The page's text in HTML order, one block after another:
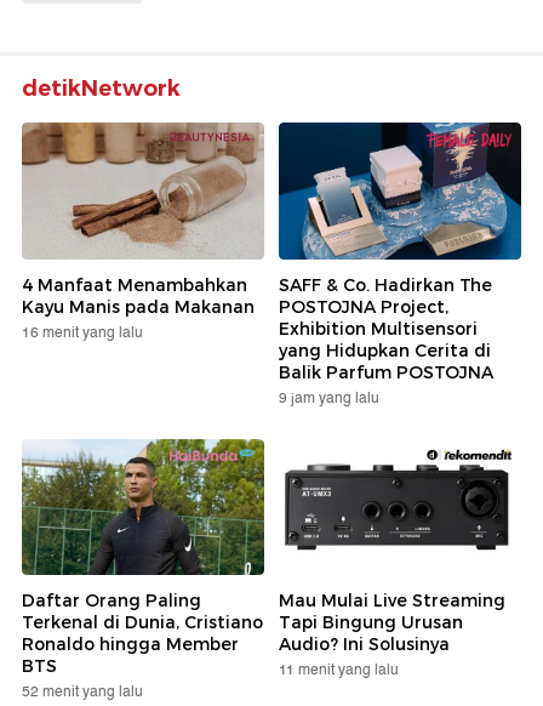
detikNetwork
4 Manfaat Menambahkan
Kayu Manis pada Makanan
16 menit yang lalu
SAFF & Co. Hadirkan The
POSTOJNA Project,
Exhibition Multisensori
yang Hidupkan Cerita di
Balik Parfum POSTOJNA
9 jam yang lalu
Daftar Orang Paling
Terkenal di Dunia, Cristiano
Ronaldo hingga Member
BTS
52 menit yang lalu
Mau Mulai Live Streaming
Tapi Bingung Urusan
Audio? Ini Solusinya
11 menit yang lalu